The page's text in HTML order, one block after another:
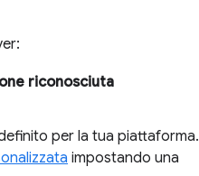
riconosciuta
per la tua piattaforma.
impostando una